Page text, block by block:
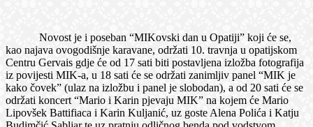
Novost je i poseban “MIKovski dan u Opatiji” koji će se,
kao najava ovogodišnje karavane, održati 10. travnja u opatijskom
Centru Gervais gdje će od 17 sati biti postavljena izložba fotografija
iz povijesti MIK-a, u 18 sati će se održati zanimljiv panel “MIK je
kako čovek” (ulaz na izložbu i panel je slobodan), a od 20 sati će se
održati koncert “Mario i Karin pjevaju MIK” na kojem će Mario
Lipovšek Battifiaca i Karin Kuljanić, uz goste Alena Polića i Katju